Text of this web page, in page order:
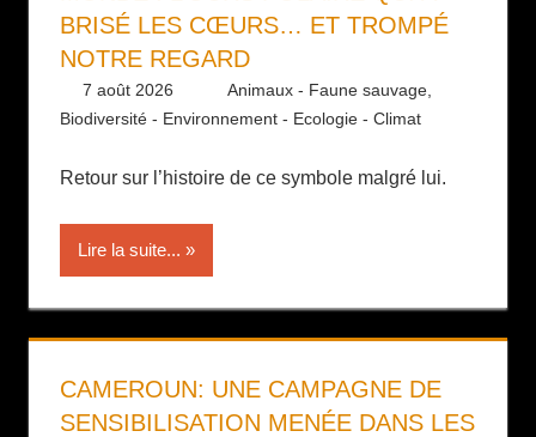
BRISÉ LES CŒURS… ET TROMPÉ
NOTRE REGARD
7 août 2026 Daniel
Animaux - Faune sauvage,
Biodiversité - Environnement - Ecologie - Climat
Retour sur l’histoire de ce symbole malgré lui.
Lire la suite...
CAMEROUN: UNE CAMPAGNE DE
SENSIBILISATION MENÉE DANS LES